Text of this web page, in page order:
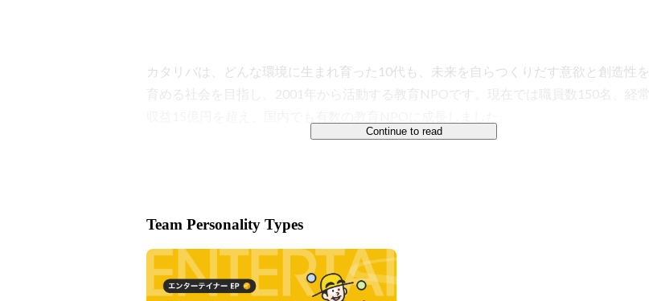
カタリバは、どんな環境に生まれ育った10代も、未来を自らつくりだす意欲と創造性を
育める社会を目指し、2001年から活動する教育NPOです。現在では職員数150名、経常
に応じてさまざまな教育活動に取り組んでいます。
Vision
￣￣￣￣￣￣￣￣￣
Continue to read
Team Personality Types